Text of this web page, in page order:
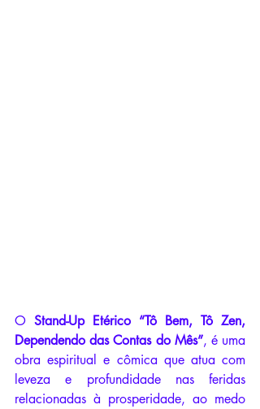
O Stand-Up Etérico “Tô Bem, Tô Zen,
Dependendo das Contas do Mês”, é uma
obra espiritual e cômica que atua com
leveza e profundidade nas feridas
relacionadas à prosperidade, ao medo